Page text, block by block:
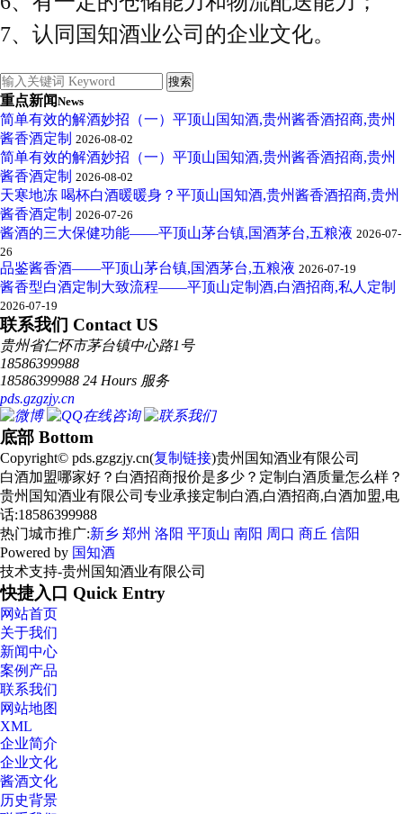
7、认同国知酒业公司的企业文化。
重点新闻News
简单有效的解酒妙招（一）平顶山国知酒,贵州酱香酒招商,贵州
酱香酒定制 2026-08-02
简单有效的解酒妙招（一）平顶山国知酒,贵州酱香酒招商,贵州
酱香酒定制 2026-08-02
天寒地冻 喝杯白酒暖暖身？平顶山国知酒,贵州酱香酒招商,贵州
酱香酒定制 2026-07-26
酱酒的三大保健功能——平顶山茅台镇,国酒茅台,五粮液 2026-07-
26
品鉴酱香酒——平顶山茅台镇,国酒茅台,五粮液 2026-07-19
酱香型白酒定制大致流程——平顶山定制酒,白酒招商,私人定制
2026-07-19
联系我们 Contact US
贵州省仁怀市茅台镇中心路1号
18586399988
18586399988 24 Hours 服务
pds.gzgzjy.cn
底部 Bottom
Copyright© pds.gzgzjy.cn(复制链接)贵州国知酒业有限公司
白酒加盟哪家好？白酒招商报价是多少？定制白酒质量怎么样？
贵州国知酒业有限公司专业承接定制白酒,白酒招商,白酒加盟,电
话:18586399988
热门城市推广:新乡 郑州 洛阳 平顶山 南阳 周口 商丘 信阳
Powered by 国知酒
技术支持-贵州国知酒业有限公司
快捷入口 Quick Entry
网站首页
关于我们
新闻中心
案例产品
联系我们
网站地图
XML
企业简介
企业文化
酱酒文化
历史背景